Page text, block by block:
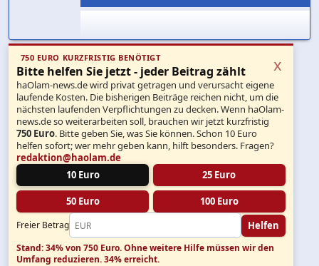
750 EURO KURZFRISTIG BENÖTIGT
Bitte helfen Sie jetzt - jeder Beitrag zählt
haOlam-news.de wird privat getragen und verursacht eigene
laufende Kosten. Die bisherigen Beiträge reichen nicht, um die
nächsten laufenden Verpflichtungen zu decken. Wenn haOlam-
news.de so weiterarbeiten soll, brauchen wir jetzt kurzfristig
750 Euro. Bitte geben Sie, was Sie können. Schon 10 Euro
helfen sofort; wer mehr geben kann, hilft besonders. Fragen?
redaktion@haolam.de
10 Euro
25 Euro
50 Euro 100 Euro
Freier Betrag Helfen
x
Stand: 34% von 750 Euro.Ohne weitere Hilfe müssen wir den
Umfang reduzieren.34% erreicht.